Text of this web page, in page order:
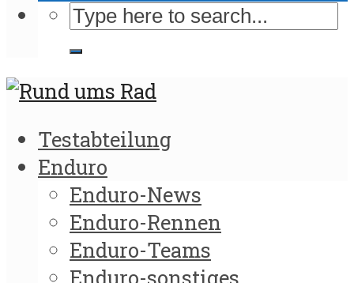
Testabteilung
Enduro
Enduro-News
Enduro-Rennen
Enduro-Teams
Enduro-sonstiges